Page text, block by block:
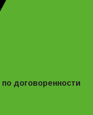
по договоренности